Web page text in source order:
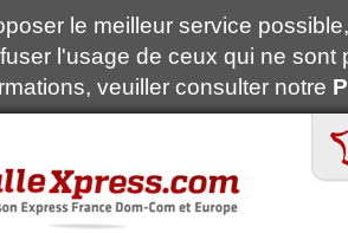
le meilleur service
l'usage de ceux qui ne
veuiller consulter notre